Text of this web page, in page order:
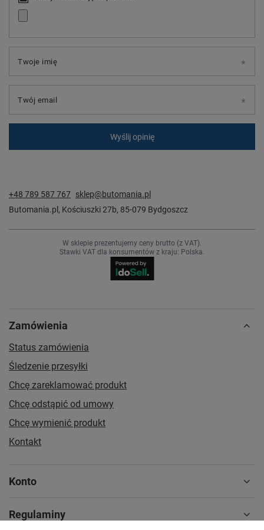
Twoje imię
Twój email
Wyślij opinię
+48 789 587 767 sklep@butomania.pl
Butomania.pl , Kościuszki 27b, 85-079 Bydgoszcz
W sklepie prezentujemy ceny brutto (z VAT).
Stawki VAT dla konsumentów z kraju: Polska.
Zamówienia
Status zamówienia
Śledzenie przesyłki
Chcę zareklamować produkt
Chcę odstąpić od umowy
Chcę wymienić produkt
Kontakt
Konto
Regulaminy